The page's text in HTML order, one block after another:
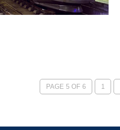
PAGE 5 OF 6 1